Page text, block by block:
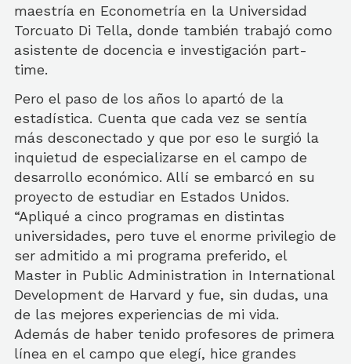
maestría en Econometría en la Universidad
Torcuato Di Tella, donde también trabajó como
asistente de docencia e investigación part-
time.
Pero el paso de los años lo apartó de la
estadística. Cuenta que cada vez se sentía
más desconectado y que por eso le surgió la
inquietud de especializarse en el campo de
desarrollo económico. Allí se embarcó en su
proyecto de estudiar en Estados Unidos.
“Apliqué a cinco programas en distintas
universidades, pero tuve el enorme privilegio de
ser admitido a mi programa preferido, el
Master in Public Administration in International
Development de Harvard y fue, sin dudas, una
de las mejores experiencias de mi vida.
Además de haber tenido profesores de primera
línea en el campo que elegí, hice grandes